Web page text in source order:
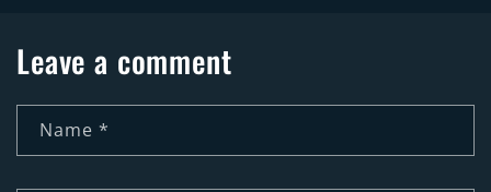
Leave a comment
Name *